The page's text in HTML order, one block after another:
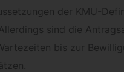
der KMU-
sind die
bis zur